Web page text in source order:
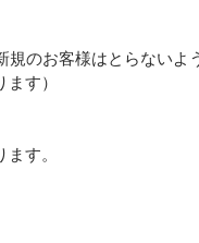
のお客様はとらないよ
す）
す。